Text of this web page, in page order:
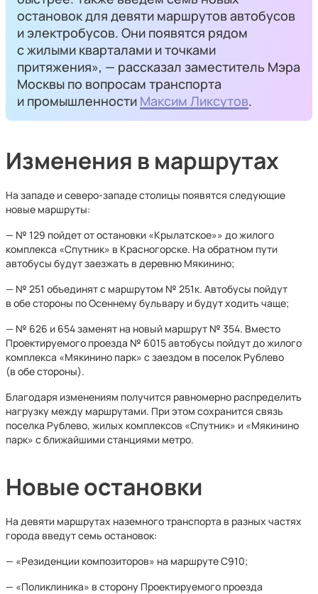
остановок для девяти маршрутов автобусов
и электробусов. Они появятся рядом
с жилыми кварталами и точками
притяжения», — рассказал заместитель Мэра
Москвы по вопросам транспорта
и промышленности Максим Ликсутов.
Изменения в маршрутах
На западе и северо-западе столицы появятся следующие
новые маршруты:
— № 129 пойдет от остановки «Крылатское»» до жилого
комплекса «Спутник» в Красногорске. На обратном пути
автобусы будут заезжать в деревню Мякинино;
— № 251 объединят с маршрутом № 251к. Автобусы пойдут
в обе стороны по Осеннему бульвару и будут ходить чаще;
— № 626 и 654 заменят на новый маршрут № 354. Вместо
Проектируемого проезда № 6015 автобусы пойдут до жилого
комплекса «Мякинино парк» с заездом в поселок Рублево
(в обе стороны).
Благодаря изменениям получится равномерно распределить
нагрузку между маршрутами. При этом сохранится связь
поселка Рублево, жилых комплексов «Спутник» и «Мякинино
парк» с ближайшими станциями метро.
Новые остановки
На девяти маршрутах наземного транспорта в разных частях
города введут семь остановок:
— «Резиденции композиторов» на маршруте С910;
— «Поликлиника» в сторону Проектируемого проезда